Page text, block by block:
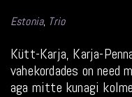
Estonia, Trio
Kütt-Karja, Karja-
vahekordades on need
aga mitte kunagi